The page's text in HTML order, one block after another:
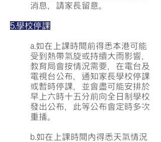
消息，請家長留意。
5.學校停課
a.如在上課時間前得悉本港可能
受到熱帶氣旋或持續大雨影響，
教育局會按情況需要，在電台及
電視台公布，通知家長學校停課
或暫時停課，並會盡可能安排於
早上六時十五分前向全日制學校
發出公布，此等公布會定時多次
重播。
b.如在上課時間內得悉天氣情況